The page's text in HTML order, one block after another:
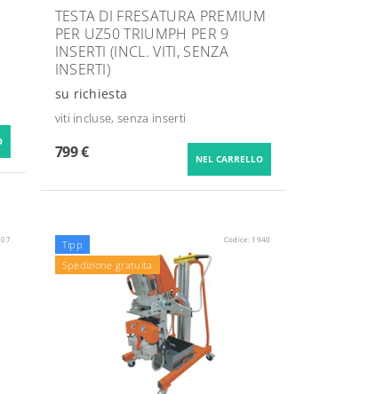
TESTA DI FRESATURA PREMIUM
PER UZ50 TRIUMPH PER 9
INSERTI (INCL. VITI, SENZA
INSERTI)
su richiesta
viti incluse, senza inserti
799 €
Tipp
Spedizione gratuita
Codice: 1940